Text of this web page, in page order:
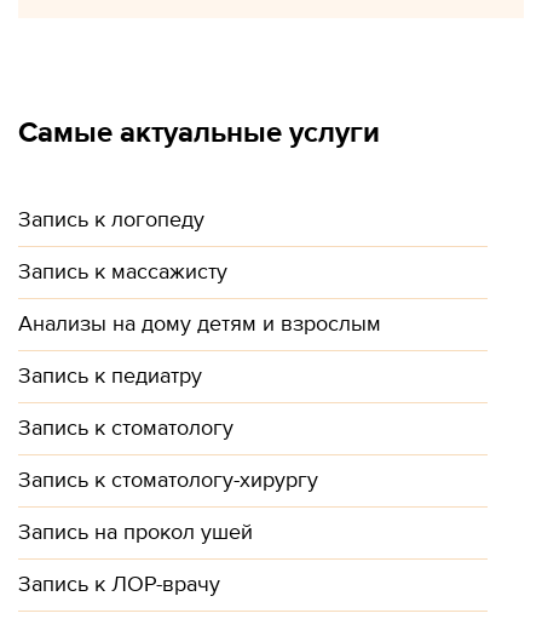
Самые актуальные услуги
Запись к логопеду
Запись к массажисту
Анализы на дому детям и взрослым
Запись к педиатру
Запись к стоматологу
Запись к стоматологу-хирургу
Запись на прокол ушей
Запись к ЛОР-врачу